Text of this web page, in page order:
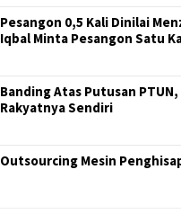
Pesangon 0,5 Kali Dinilai
Iqbal Minta Pesangon Satu
Banding Atas Putusan PTUN,
Rakyatnya Sendiri
Outsourcing Mesin